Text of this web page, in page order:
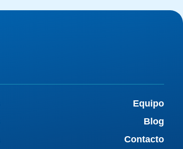
Equipo
Blog
Contacto